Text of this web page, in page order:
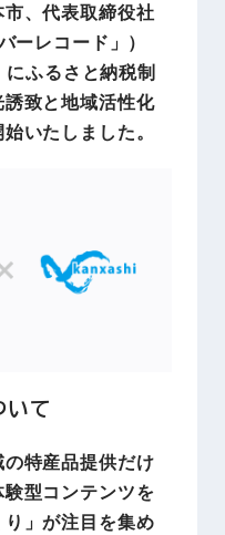
、代表取締役社
ーレコード」）
ふるさと納税制
致と地域活性化
いたしました。
いて
特産品提供だけ
型コンテンツを
」が注目を集め